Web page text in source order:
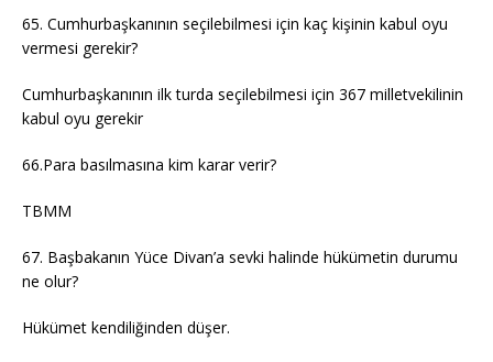
65. Cumhurbaşkanının seçilebilmesi için kaç kişinin kabul oyu
vermesi gerekir?
Cumhurbaşkanının ilk turda seçilebilmesi için 367 milletvekilinin
kabul oyu gerekir
66.Para basılmasına kim karar verir?
TBMM
67. Başbakanın Yüce Divan’a sevki halinde hükümetin durumu
ne olur?
Hükümet kendiliğinden düşer.